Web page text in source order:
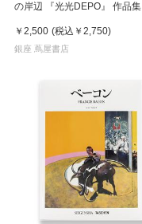
の岸辺 『光光DEPO』 作品集
￥2,500 (税込 ￥2,750)
銀座 蔦屋書店